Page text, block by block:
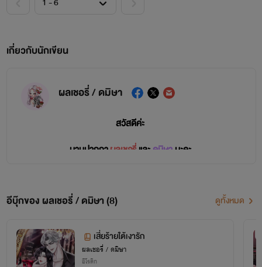
เกี่ยวกับนักเขียน
ผลเชอรี่ / ดมิษา
สวัสดีค่ะ
นามปากกาผลเชอรี่และ ดมิษานะคะ
ดมิษาจะเป็นแนว แฟนตาซี โบราณ
ติดต่อนักเขียน
อีบุ๊กของ ผลเชอรี่ / ดมิษา (8) ดูทั้งหมด
เสี่ยร้ายใต้เงารัก
ผลเชอรี่ / ดมิษา
อีโรติก